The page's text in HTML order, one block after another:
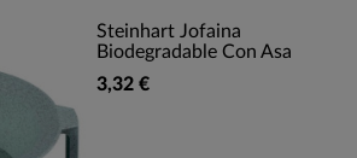
Steinhart Jofaina
Biodegradable Con Asa
3,32 €